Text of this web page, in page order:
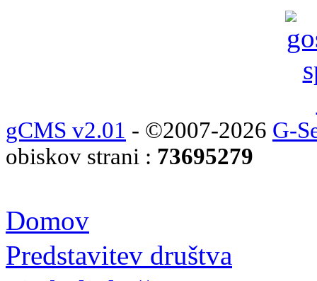
gCMS v2.01 - ©2007-2026 G-
obiskov strani : 73695279
Domov
Predstavitev društva